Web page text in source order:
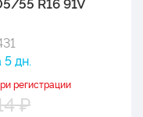
дн.
регистрации
₽